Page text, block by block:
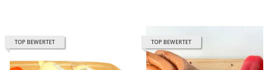
TOP BEWERTET TOP BEWERTET